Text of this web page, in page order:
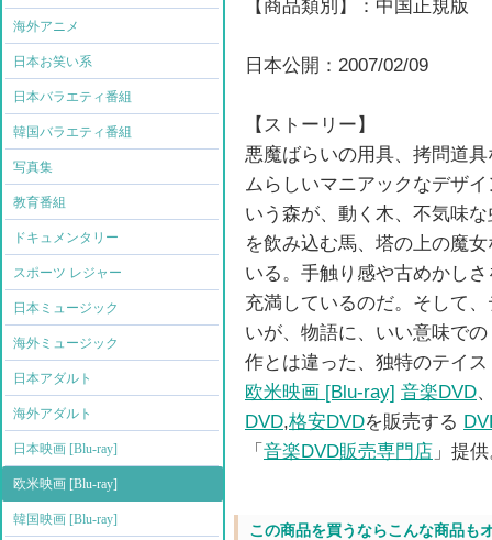
海外アニメ
日本お笑い系
日本バラエティ番組
韓国バラエティ番組
写真集
教育番組
ドキュメンタリー
スポーツ レジャー
日本ミュージック
海外ミュージック
日本アダルト
海外アダルト
日本映画 [Blu-ray]
欧米映画 [Blu-ray]
韓国映画 [Blu-ray]
【商品類別】：中国正規版
日本公開：2007/02/09
【ストーリー】
悪魔ばらいの用具、拷問道
ムらしいマニアックなデザ
いう森が、動く木、不気味
を飲み込む馬、塔の上の魔
いる。手触り感や古めかし
充満しているのだ。そして
いが、物語に、いい意味で
作とは違った、独特のテイ
欧米映画 [Blu-ray] 音楽DVD
DVD,格安DVDを販売する
「音楽DVD販売専門店 」提
この商品を買うならこんな商品も